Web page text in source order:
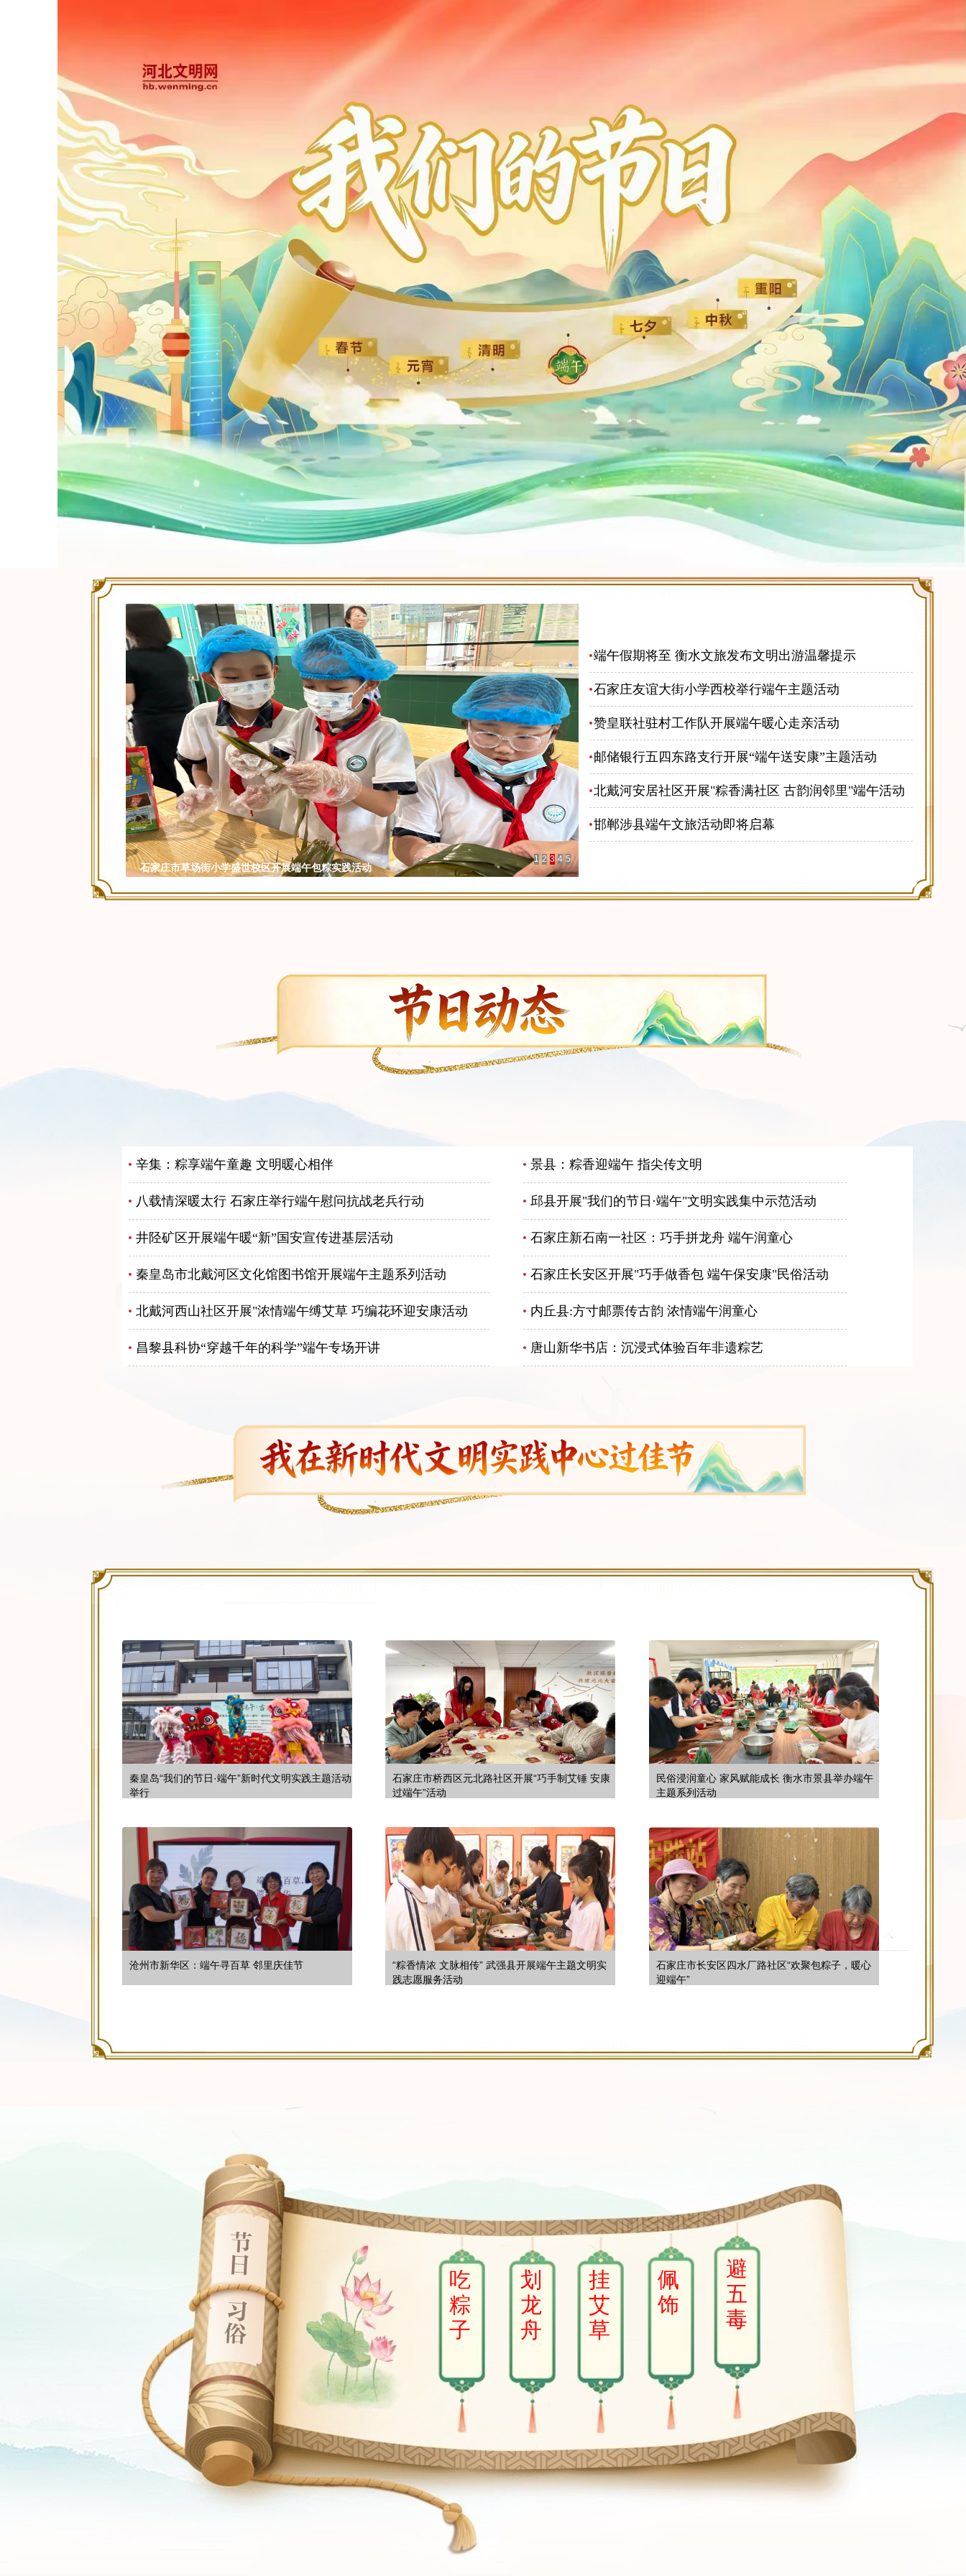
北戴河区英才社区开展浓情端午主题活动
1 2 3 4 5
端午假期将至 衡水文旅发布文明出游温馨提示
石家庄友谊大街小学西校举行端午主题活动
赞皇联社驻村工作队开展端午暖心走亲活动
邮储银行五四东路支行开展“端午送安康”主题活动
北戴河安居社区开展"粽香满社区 古韵润邻里"端午活动
邯郸涉县端午文旅活动即将启幕
辛集：粽享端午童趣 文明暖心相伴
八载情深暖太行 石家庄举行端午慰问抗战老兵行动
井陉矿区开展端午暖“新”国安宣传进基层活动
秦皇岛市北戴河区文化馆图书馆开展端午主题系列活动
北戴河西山社区开展"浓情端午缚艾草 巧编花环迎安康活动
昌黎县科协“穿越千年的科学”端午专场开讲
景县：粽香迎端午 指尖传文明
邱县开展"我们的节日·端午"文明实践集中示范活动
石家庄新石南一社区：巧手拼龙舟 端午润童心
石家庄长安区开展"巧手做香包 端午保安康"民俗活动
内丘县:方寸邮票传古韵 浓情端午润童心
唐山新华书店：沉浸式体验百年非遗粽艺
秦皇岛“我们的节日·端午”新时代文明实践主题活动
举行
石家庄市桥西区元北路社区开展“巧手制艾锤 安康
过端午”活动
民俗浸润童心 家风赋能成长 衡水市景县举办端午
主题系列活动
沧州市新华区：端午寻百草 邻里庆佳节
“粽香情浓 文脉相传” 武强县开展端午主题文明实
践志愿服务活动
石家庄市长安区四水厂路社区“欢聚包粽子，暖心
迎端午”
吃
粽
子
划
龙
舟
挂
艾
草
佩
饰
避
五
毒